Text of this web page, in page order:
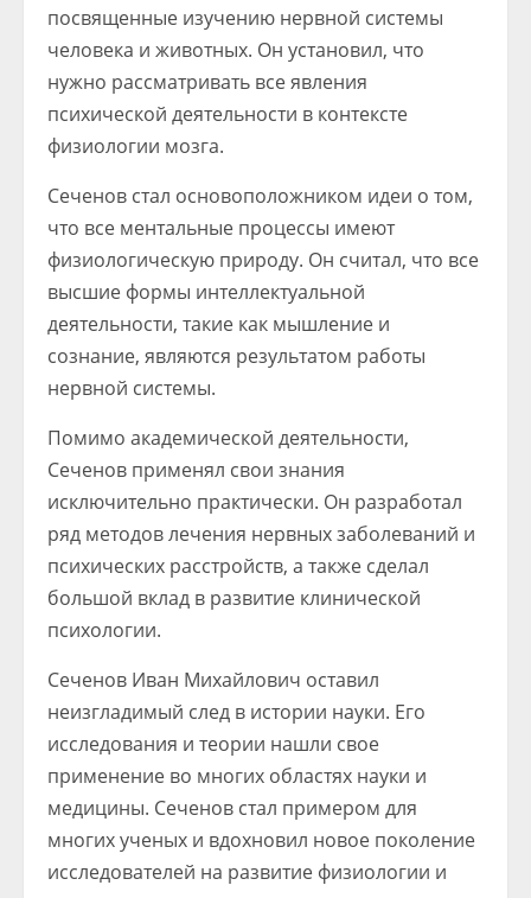
посвященные изучению нервной системы
человека и животных. Он установил, что
нужно рассматривать все явления
психической деятельности в контексте
физиологии мозга.
Сеченов стал основоположником идеи о том,
что все ментальные процессы имеют
физиологическую природу. Он считал, что все
высшие формы интеллектуальной
деятельности, такие как мышление и
сознание, являются результатом работы
нервной системы.
Помимо академической деятельности,
Сеченов применял свои знания
исключительно практически. Он разработал
ряд методов лечения нервных заболеваний и
психических расстройств, а также сделал
большой вклад в развитие клинической
психологии.
Сеченов Иван Михайлович оставил
неизгладимый след в истории науки. Его
исследования и теории нашли свое
применение во многих областях науки и
медицины. Сеченов стал примером для
многих ученых и вдохновил новое поколение
исследователей на развитие физиологии и